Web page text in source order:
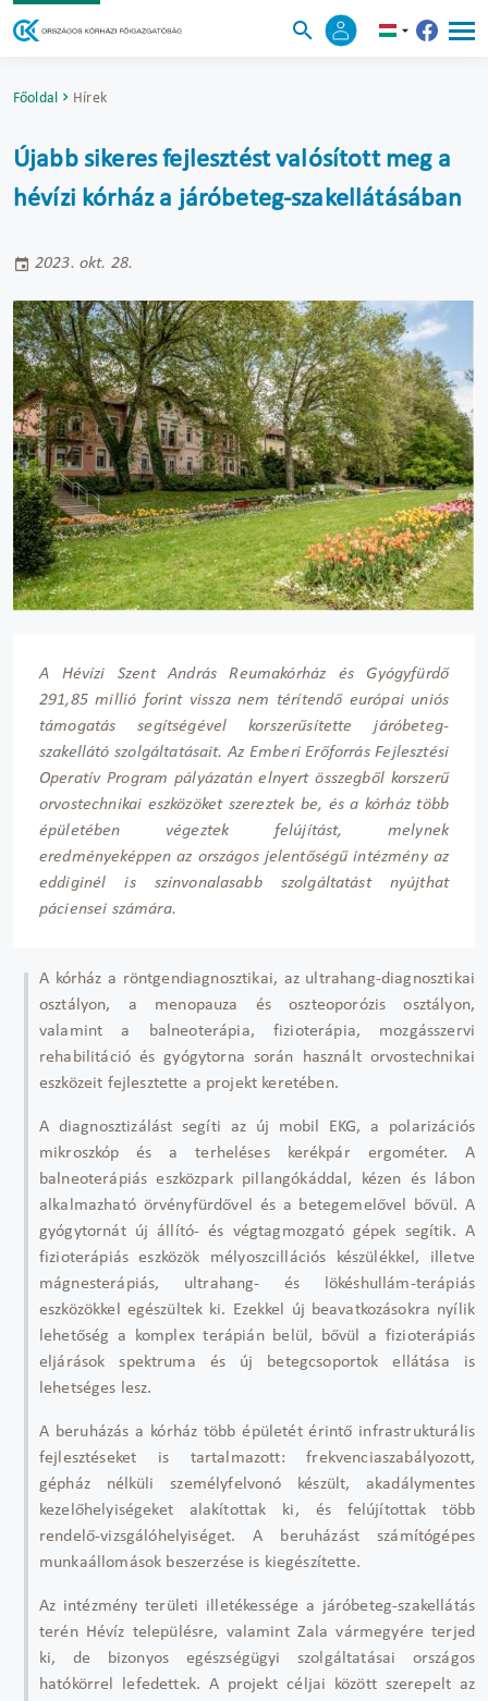
Főoldal Hírek
Újabb sikeres fejlesztést valósított meg a
hévízi kórház a járóbeteg-szakellátásában
2023. okt. 28.
A Hévízi Szent András Reumakórház és Gyógyfürdő
291,85 millió forint vissza nem térítendő európai uniós
támogatás segítségével korszerűsítette járóbeteg-
szakellátó szolgáltatásait. Az Emberi Erőforrás Fejlesztési
Operatív Program pályázatán elnyert összegből korszerű
orvostechnikai eszközöket szereztek be, és a kórház több
épületében végeztek felújítást, melynek
eredményeképpen az országos jelentőségű intézmény az
eddiginél is színvonalasabb szolgáltatást nyújthat
páciensei számára.
A kórház a röntgendiagnosztikai, az ultrahang-diagnosztikai
osztályon, a menopauza és oszteoporózis osztályon,
valamint a balneoterápia, fizioterápia, mozgásszervi
rehabilitáció és gyógytorna során használt orvostechnikai
eszközeit fejlesztette a projekt keretében.
A diagnosztizálást segíti az új mobil EKG, a polarizációs
mikroszkóp és a terheléses kerékpár ergométer. A
balneoterápiás eszközpark pillangókáddal, kézen és lábon
alkalmazható örvényfürdővel és a betegemelővel bővül. A
gyógytornát új állító- és végtagmozgató gépek segítik. A
fizioterápiás eszközök mélyoszcillációs készülékkel, illetve
mágnesterápiás, ultrahang- és lökéshullám-terápiás
eszközökkel egészültek ki. Ezekkel új beavatkozásokra nyílik
lehetőség a komplex terápián belül, bővül a fizioterápiás
eljárások spektruma és új betegcsoportok ellátása is
lehetséges lesz.
A beruházás a kórház több épületét érintő infrastrukturális
fejlesztéseket is tartalmazott: frekvenciaszabályozott,
gépház nélküli személyfelvonó készült, akadálymentes
kezelőhelyiségeket alakítottak ki, és felújítottak több
rendelő-vizsgálóhelyiséget. A beruházást számítógépes
munkaállomások beszerzése is kiegészítette.
Az intézmény területi illetékessége a járóbeteg-szakellátás
terén Hévíz településre, valamint Zala vármegyére terjed
ki, de bizonyos egészségügyi szolgáltatásai országos
hatókörrel lefedettek. A projekt céljai között szerepelt az